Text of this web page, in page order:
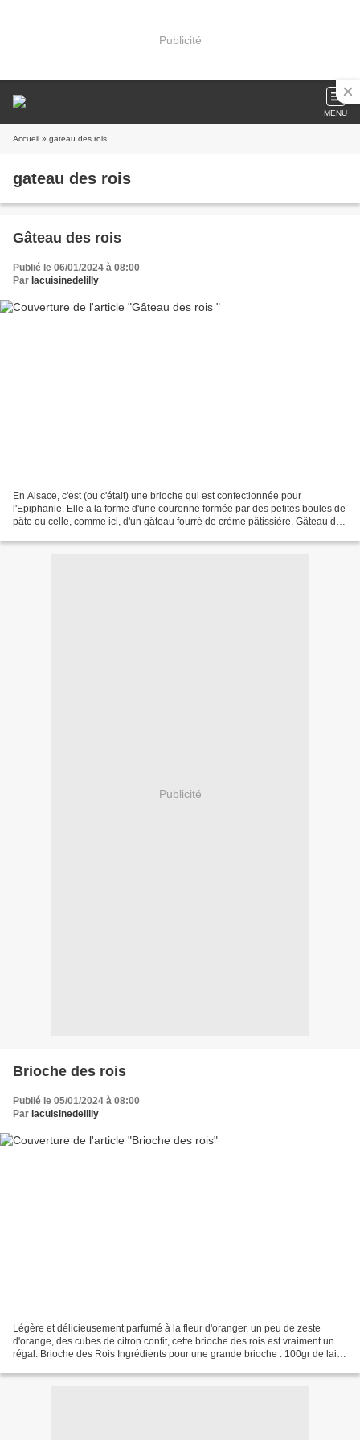
Publicité
MENU
Accueil » gateau des rois
gateau des rois
Gâteau des rois
Publié le 06/01/2024 à 08:00
Par lacuisinedelilly
En Alsace, c'est (ou c'était) une brioche qui est confectionnée pour
l'Epiphanie. Elle a la forme d'une couronne formée par des petites boules de
pâte ou celle, comme ici, d'un gâteau fourré de crème pâtissière. Gâteau des
Publicité
Brioche des rois
Publié le 05/01/2024 à 08:00
Par lacuisinedelilly
Légère et délicieusement parfumé à la fleur d'oranger, un peu de zeste
d'orange, des cubes de citron confit, cette brioche des rois est vraiment un
régal. Brioche des Rois Ingrédients pour une grande brioche : 100gr de lait